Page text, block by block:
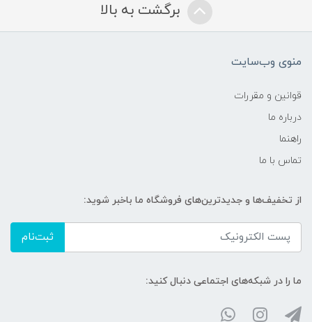
برگشت به بالا
منوی وب‌سایت
قوانین و مقررات
درباره ما
راهنما
تماس با ما
از تخفیف‌ها و جدیدترین‌های فروشگاه ما باخبر شوید:
ثبت‌نام
ما را در شبکه‌های اجتماعی دنبال کنید: